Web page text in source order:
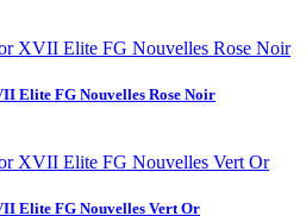
Elite FG Nouvelles Rose Noir
Elite FG Nouvelles Vert Or